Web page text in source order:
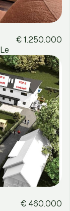
€ 1.250.000
€ 460.000